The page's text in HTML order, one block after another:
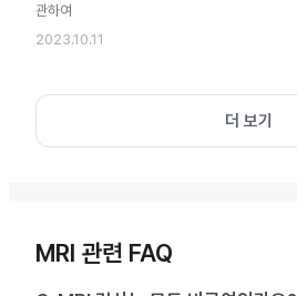
관하여
2023.10.11
더 보기
MRI 관련 FAQ